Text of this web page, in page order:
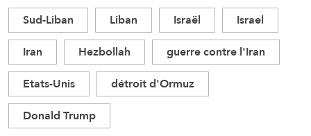
Sud-Liban Liban Israël
Israel
Iran
Hezbollah
guerre contre l'Iran
Etats-Unis
détroit d'Ormuz
Donald Trump